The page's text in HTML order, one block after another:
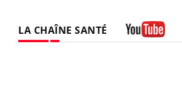
LA CHAÎNE SANTÉ